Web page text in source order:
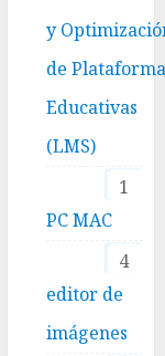
y
de
Educativas
(LMS)
1
PC MAC
4
editor de
imágenes